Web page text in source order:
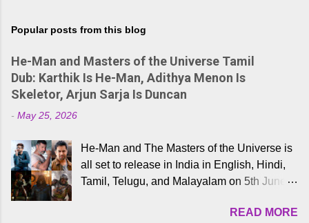
Popular posts from this blog
He-Man and Masters of the Universe Tamil
Dub: Karthik Is He-Man, Adithya Menon Is
Skeletor, Arjun Sarja Is Duncan
- May 25, 2026
He-Man and The Masters of the Universe is
all set to release in India in English, Hindi,
Tamil, Telugu, and Malayalam on 5th June,
received a lot of love from cult He-Man fans
READ MORE